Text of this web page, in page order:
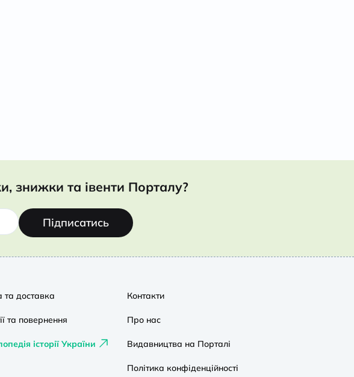
знижки та івенти Порталу?
Підписатись
та доставка
та повернення
історії України
Контакти
Про нас
Видавництва на Порталі
Політика конфіденційності